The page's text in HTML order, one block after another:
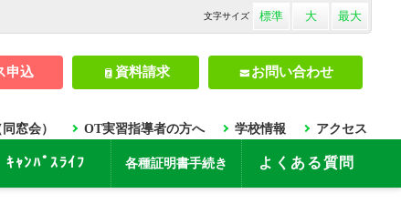
文字サイズ 標準 大 最大
申込 資料請求 お問い合わせ
窓会） OT実習指導者の方へ 学校情報 アクセス
ｷｬﾝﾊﾟｽﾗｲﾌ 各種証明書手続き よくある質問